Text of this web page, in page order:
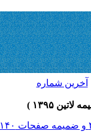
آخرين شماره